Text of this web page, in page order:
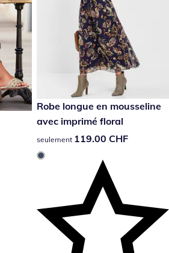
119.00 CHF
Robe longue en mousseline
avec imprimé floral
119.00 CHF
seulement 119.00 CHF